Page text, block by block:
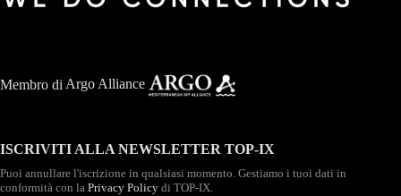
Membro di Argo Alliance
ISCRIVITI ALLA NEWSLETTER TOP-IX
Puoi annullare l'iscrizione in qualsiasi momento. Gestiamo i tuoi dati in
conformità con la Privacy Policy di TOP-IX.